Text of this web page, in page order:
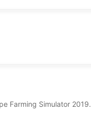
Farming Simulator 2019.